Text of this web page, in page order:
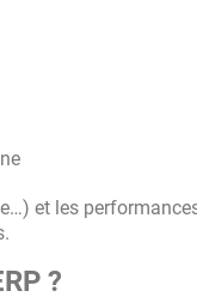
et les
?